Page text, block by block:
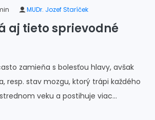
MUDr. Jozef Staríček
aj tieto sprievodné
zamieňa s bolesťou hlavy, avšak
resp. stav mozgu, ktorý trápi každého
veku a postihuje viac...